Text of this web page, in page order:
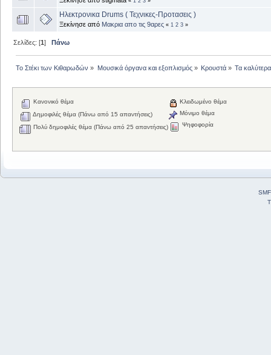
Ηλεκτρονικα Drums ( Τεχνικες-Προτασεις )
Ξεκίνησε από Μακρια απο τις 9αρες « 1 2 3 »
Σελίδες: [1]Πάνω
Το Στέκι των Κιθαρωδών » Μουσικά όργανα και εξοπλισμός» Κρουστά» Τα
Κανονικό θέμα
Δημοφιλές θέμα (Πάνω από 15 απαντήσεις)
Πολύ δημοφιλές θέμα (Πάνω από 25 απαντήσεις)
Κλειδωμένο θέμα
Μόνιμο θέμα
Ψηφοφορία